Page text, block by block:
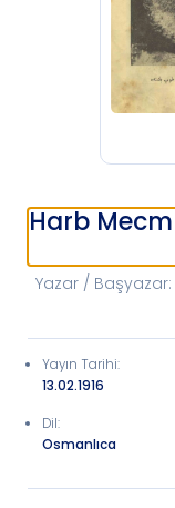
Harb
Yazar / Başyazar:
Yayın Tarihi:
13.02.1916
Dil:
Osmanlıca